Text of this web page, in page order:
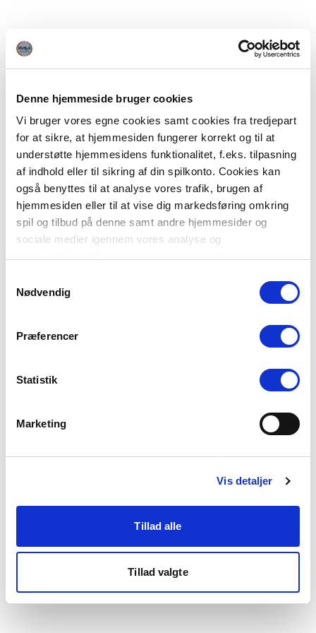
Denne hjemmeside bruger cookies
Vi bruger vores egne cookies samt cookies fra tredjepart
for at sikre, at hjemmesiden fungerer korrekt og til at
understøtte hjemmesidens funktionalitet, f.eks. tilpasning
af indhold eller til sikring af din spilkonto. Cookies kan
også benyttes til at analyse vores trafik, brugen af
hjemmesiden eller til at vise dig markedsføring omkring
spil og tilbud på denne samt andre hjemmesider og
sociale medier igennem vores analyse og
Du kan læse mere om vores brug af cookies under
"Detaljer" eller ved at klikke videre til vores Cookiepolitik,
Nødvendig
Præferencer
Statistik
Marketing
Vis detaljer
Tillad alle
Tillad valgte